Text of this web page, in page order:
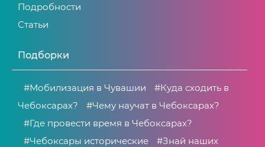
Подробности
Статьи
Подборки
#Мобилизация в Чувашии
#Куда сходить в
Чебоксарах?
#Чему научат в Чебоксарах?
#Где провести время в Чебоксарах?
#Чебоксары исторические
#Знай наших